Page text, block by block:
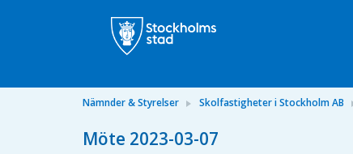
Nämnder & Styrelser Skolfastigheter i Stockholm AB
Möte 2023-03-07